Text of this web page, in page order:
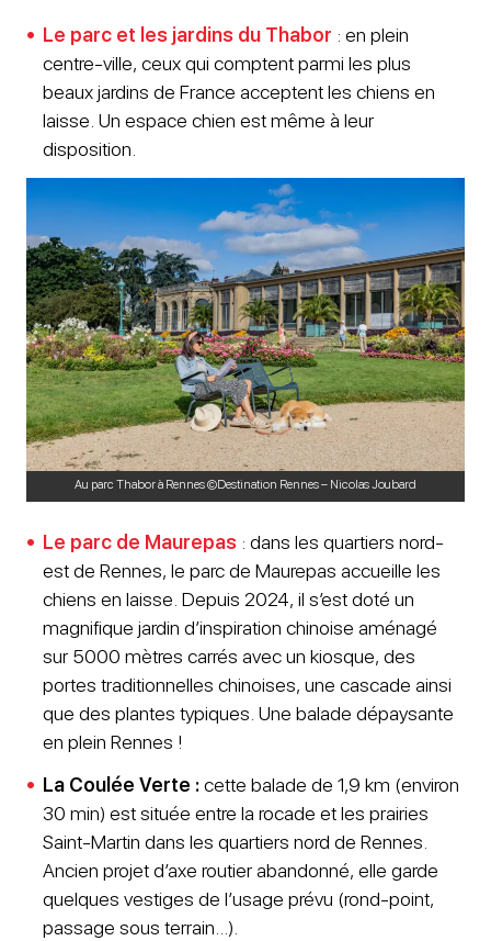
Le parc et les jardins du Thabor : en plein
centre-ville, ceux qui comptent parmi les plus
beaux jardins de France acceptent les chiens en
laisse. Un espace chien est même à leur
disposition.
Au parc Thabor à Rennes ©Destination Rennes – Nicolas Joubard
Le parc de Maurepas : dans les quartiers nord-
est de Rennes, le parc de Maurepas accueille les
chiens en laisse. Depuis 2024, il s’est doté un
magnifique jardin d’inspiration chinoise aménagé
sur 5000 mètres carrés avec un kiosque, des
portes traditionnelles chinoises, une cascade ainsi
que des plantes typiques. Une balade dépaysante
en plein Rennes !
La Coulée Verte :cette balade de 1,9 km (environ
30 min) est située entre la rocade et les prairies
Saint-Martin dans les quartiers nord de Rennes.
Ancien projet d’axe routier abandonné, elle garde
quelques vestiges de l’usage prévu (rond-point,
passage sous terrain…).